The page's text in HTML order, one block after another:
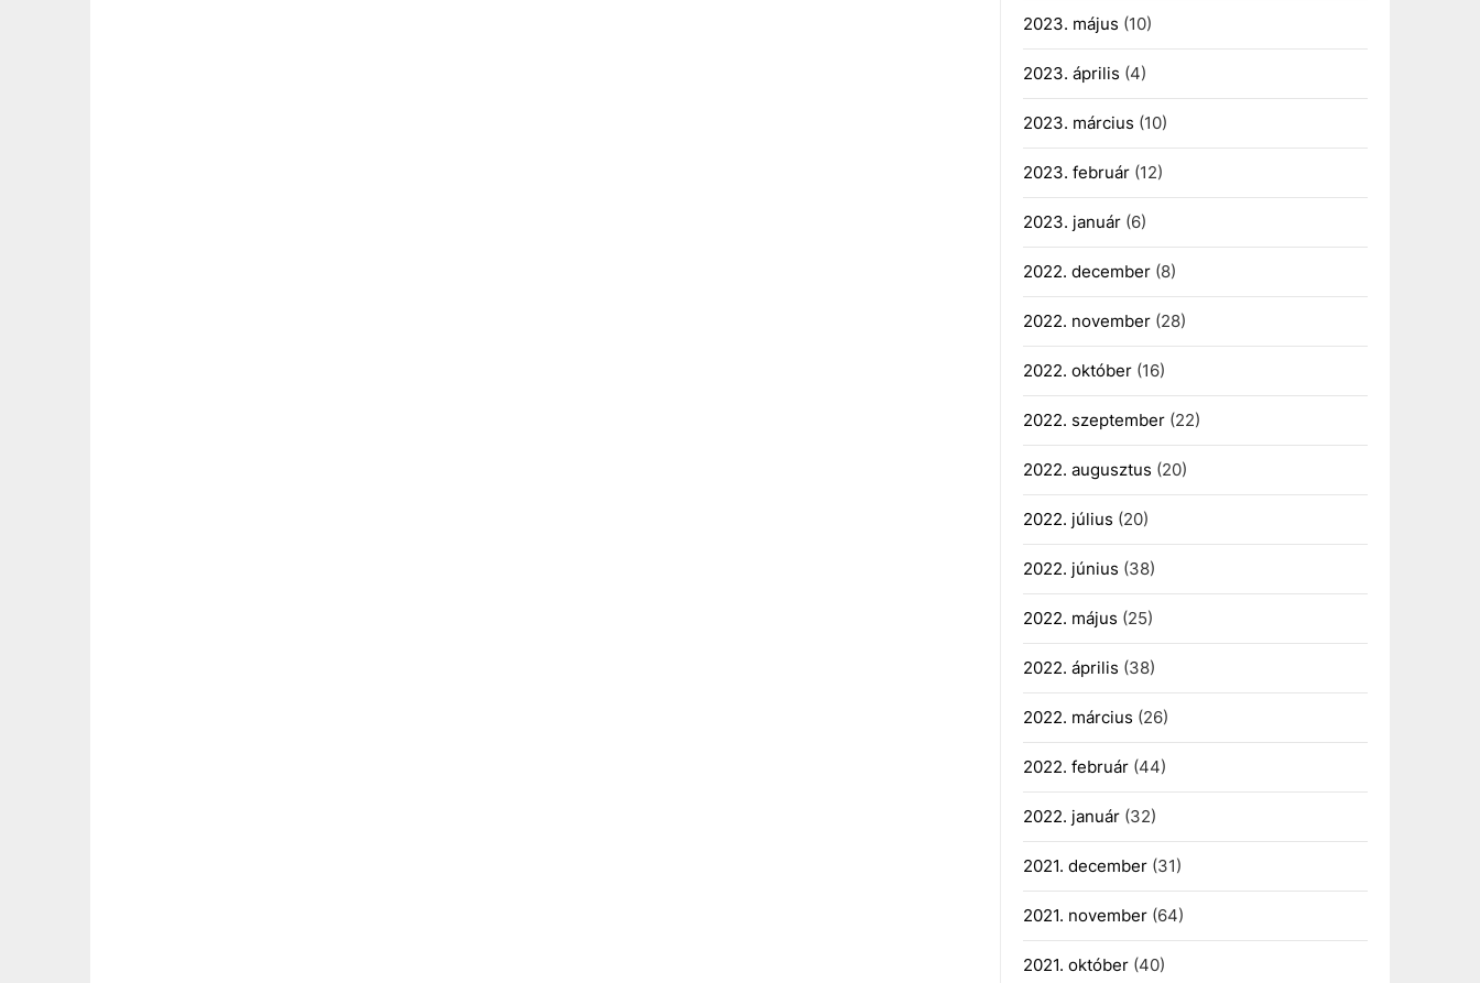
2023. május (10)
2023. április (4)
2023. március (10)
2023. február(12)
2023. január(6)
2022. december(8)
2022. november(28)
2022. október(16)
2022. szeptember(22)
2022. augusztus (20)
2022. július (20)
2022. június (38)
2022. május (25)
2022. április (38)
2022. március (26)
2022. február(44)
2022. január(32)
2021. december(31)
2021. november(64)
2021. október(40)